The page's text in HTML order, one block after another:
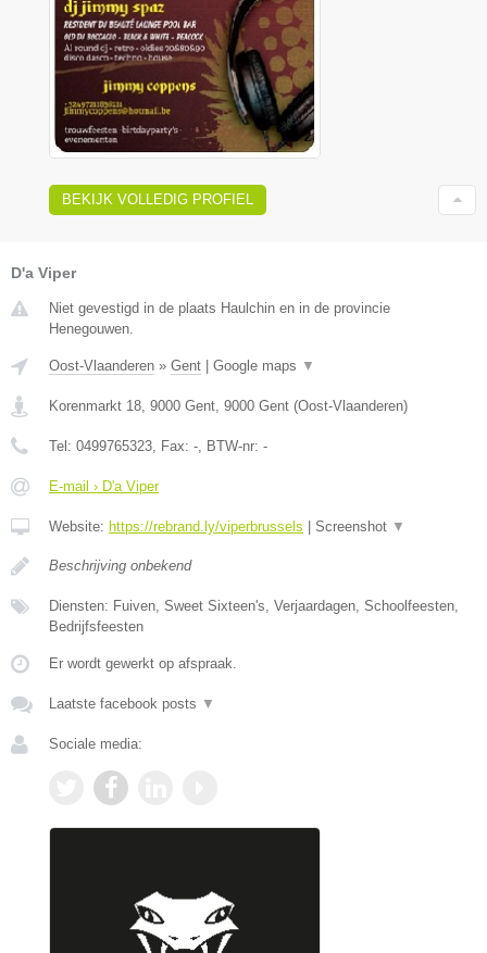
BEKIJK VOLLEDIG PROFIEL
D'a Viper
Niet gevestigd in de plaats Haulchin en in de provincie
Henegouwen.
Oost-Vlaanderen » Gent | Google maps ▼
Korenmarkt 18, 9000 Gent 9000 Gent (Oost-Vlaanderen)
Tel: 0499765323 , Fax: - , BTW-nr: -
E-mail › D'a Viper
Website: https://rebrand.ly/viperbrussels | Screenshot ▼
Beschrijving onbekend
Diensten: Fuiven, Sweet Sixteen's, Verjaardagen, Schoolfeesten,
Bedrijfsfeesten
Er wordt gewerkt op afspraak.
Laatste facebook posts ▼
Sociale media: